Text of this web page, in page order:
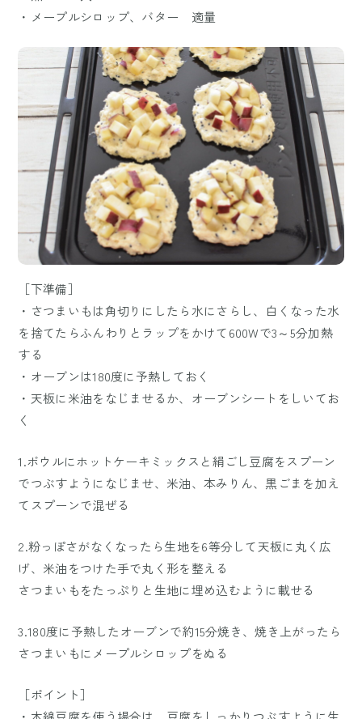
・メープルシロップ、バター 適量
［下準備］
・さつまいもは角切りにしたら水にさらし、白くなった水
を捨てたらふんわりとラップをかけて600Wで3～5分加熱
する
・オーブンは180度に予熱しておく
・天板に米油をなじませるか、オーブンシートをしいてお
く
1.ボウルにホットケーキミックスと絹ごし豆腐をスプーン
でつぶすようになじませ、米油、本みりん、黒ごまを加え
てスプーンで混ぜる
2.粉っぽさがなくなったら生地を6等分して天板に丸く広
げ、米油をつけた手で丸く形を整える
さつまいもをたっぷりと生地に埋め込むように載せる
3.180度に予熱したオーブンで約15分焼き、焼き上がったら
さつまいもにメープルシロップをぬる
［ポイント］